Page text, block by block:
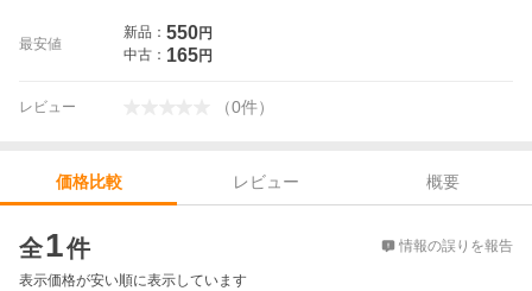
最安値
新品： 550円
中古： 165円
レビュー （0件）
価格比較 レビュー
概要
全1件 情報の誤りを報告
表示価格が安い順に表示しています